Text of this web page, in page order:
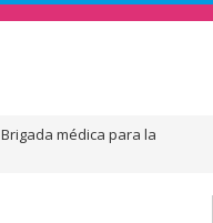
Brigada médica para la